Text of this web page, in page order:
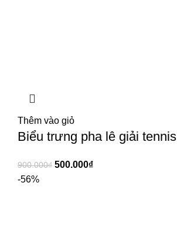
Thêm vào giỏ
Biểu trưng pha lê giải tennis
900.000₫ 500.000₫
-56%